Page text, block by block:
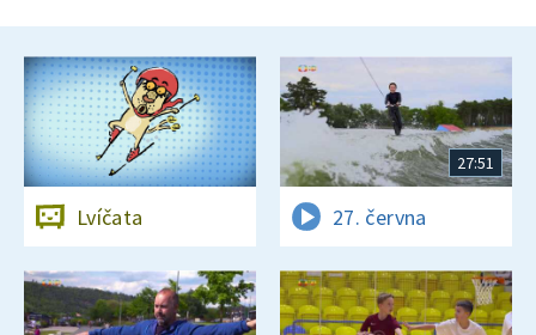
Lvíčata
27:51
27. června